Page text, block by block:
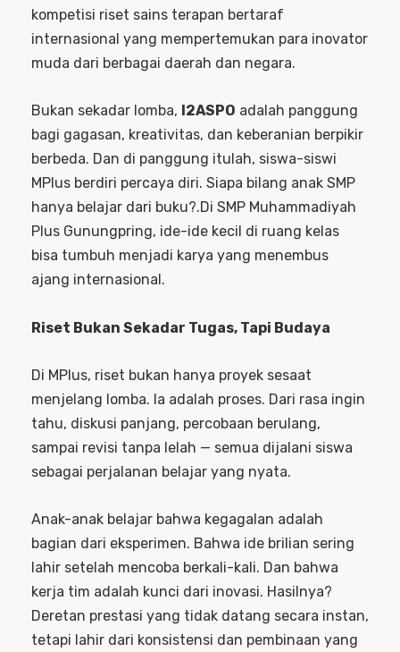
kompetisi riset sains terapan bertaraf
internasional yang mempertemukan para inovator
muda dari berbagai daerah dan negara.
Bukan sekadar lomba, I2ASPO adalah panggung
bagi gagasan, kreativitas, dan keberanian berpikir
berbeda. Dan di panggung itulah, siswa-siswi
MPlus berdiri percaya diri. Siapa bilang anak SMP
hanya belajar dari buku?.Di SMP Muhammadiyah
Plus Gunungpring, ide-ide kecil di ruang kelas
bisa tumbuh menjadi karya yang menembus
ajang internasional.
Riset Bukan Sekadar Tugas, Tapi Budaya
Di MPlus, riset bukan hanya proyek sesaat
menjelang lomba. Ia adalah proses. Dari rasa ingin
tahu, diskusi panjang, percobaan berulang,
sampai revisi tanpa lelah — semua dijalani siswa
sebagai perjalanan belajar yang nyata.
Anak-anak belajar bahwa kegagalan adalah
bagian dari eksperimen. Bahwa ide brilian sering
lahir setelah mencoba berkali-kali. Dan bahwa
kerja tim adalah kunci dari inovasi. Hasilnya?
Deretan prestasi yang tidak datang secara instan,
tetapi lahir dari konsistensi dan pembinaan yang